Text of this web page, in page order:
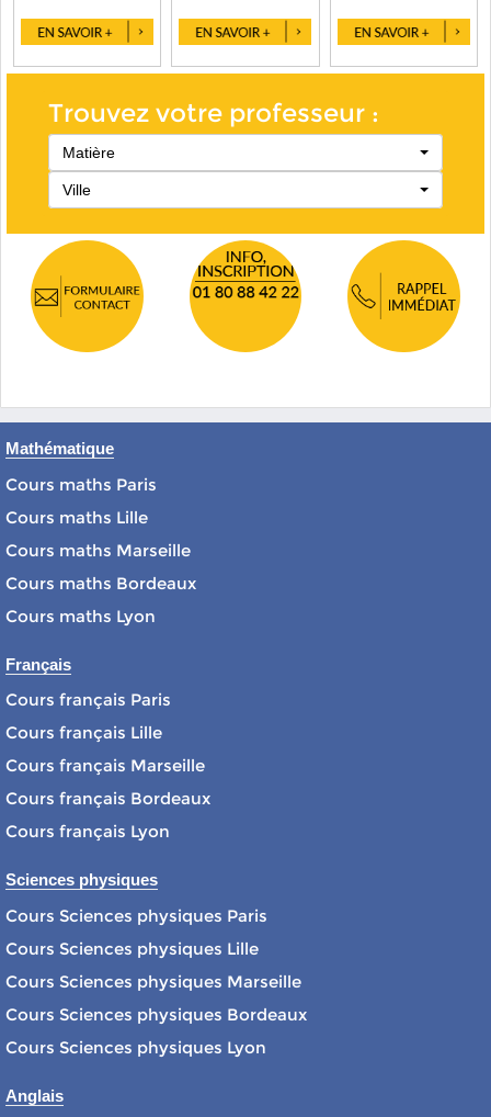
Trouvez votre professeur :
Matière
Ville
Mathématique
Cours maths Paris
Cours maths Lille
Cours maths Marseille
Cours maths Bordeaux
Cours maths Lyon
Français
Cours français Paris
Cours français Lille
Cours français Marseille
Cours français Bordeaux
Cours français Lyon
Sciences physiques
Cours Sciences physiques Paris
Cours Sciences physiques Lille
Cours Sciences physiques Marseille
Cours Sciences physiques Bordeaux
Cours Sciences physiques Lyon
Anglais